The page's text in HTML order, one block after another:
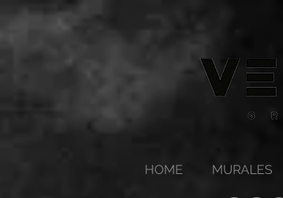
HOME MURALES